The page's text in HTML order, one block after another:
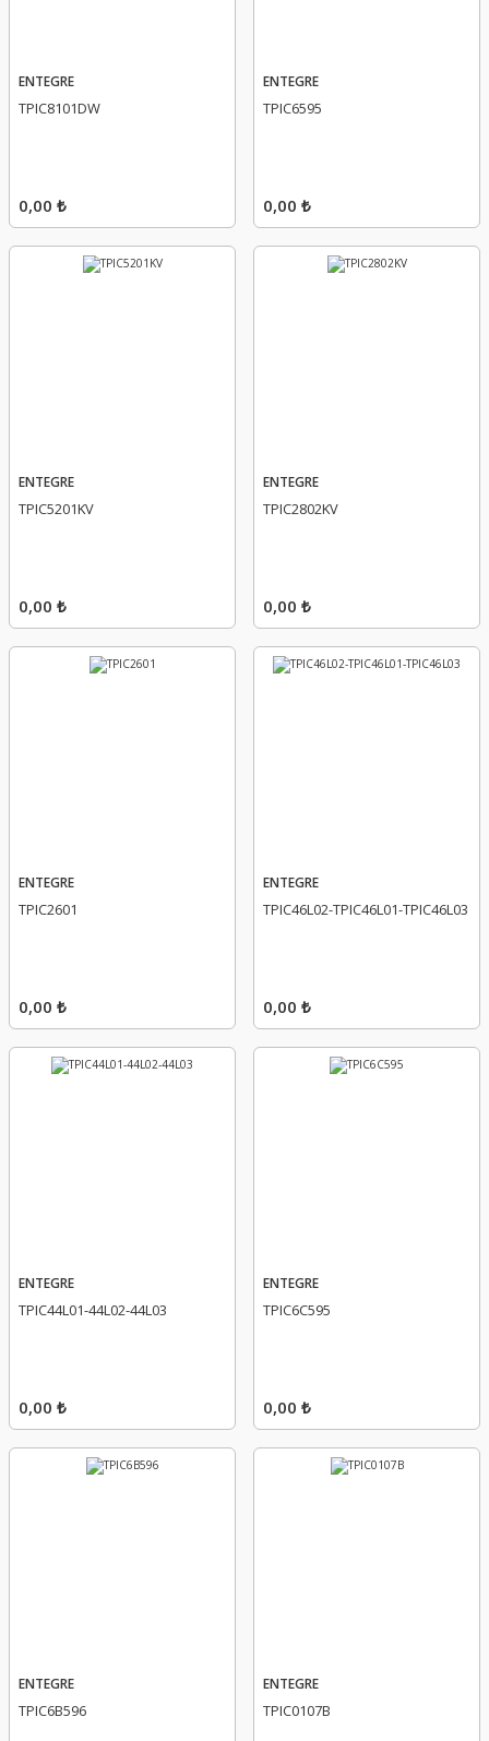
ENTEGRE
TPIC8101DW
0,00 ₺
ENTEGRE
TPIC6595
0,00 ₺
ENTEGRE
TPIC5201KV
0,00 ₺
ENTEGRE
TPIC2802KV
0,00 ₺
ENTEGRE
TPIC2601
0,00 ₺
ENTEGRE
TPIC46L02-TPIC46L01-TPIC46L03
0,00 ₺
ENTEGRE
TPIC44L01-44L02-44L03
0,00 ₺
ENTEGRE
TPIC6C595
0,00 ₺
ENTEGRE
TPIC6B596
ENTEGRE
TPIC0107B